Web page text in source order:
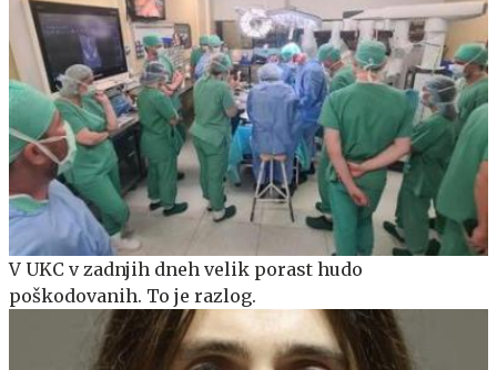
V UKC v zadnjih dneh velik porast hudo
poškodovanih. To je razlog.